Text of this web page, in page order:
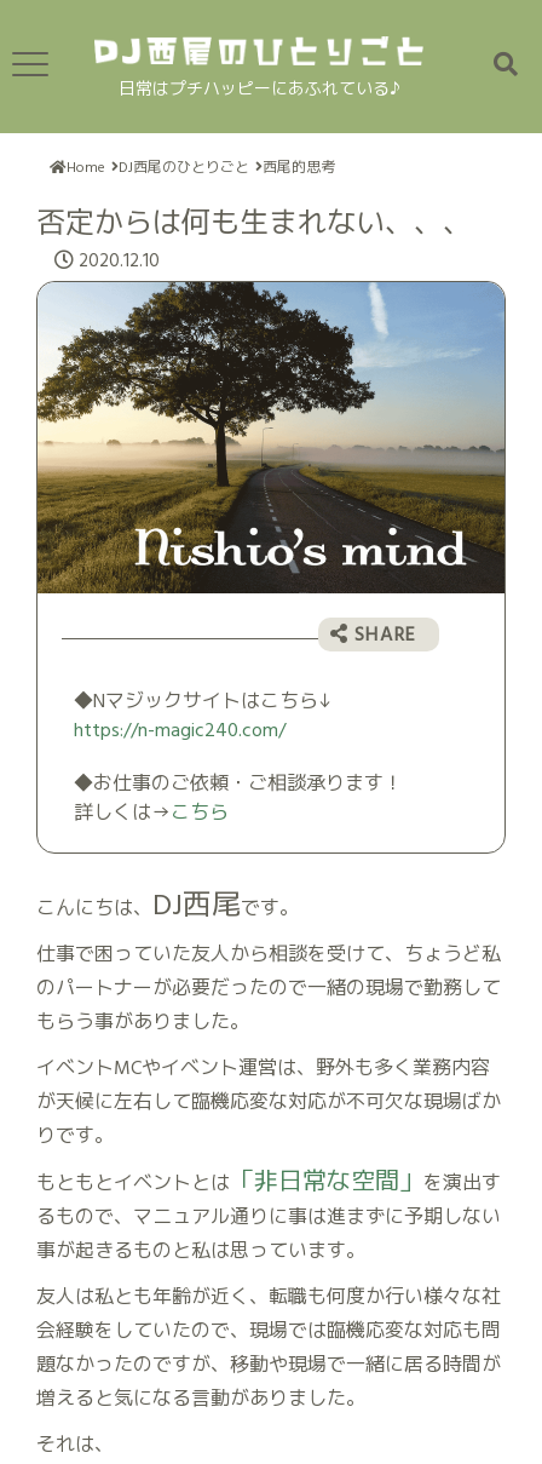
日常はプチハッピーにあふれている♪
Home DJ西尾のひとりごと 西尾的思考
否定からは何も生まれない、、、
2020.12.10
◆Nマジックサイトはこちら↓
https://n-magic240.com/
◆お仕事のご依頼・ご相談承ります！
詳しくは→こちら
こんにちは、 DJ西尾です。
仕事で困っていた友人から相談を受けて、ちょうど私
のパートナーが必要だったので一緒の現場で勤務して
もらう事がありました。
イベントMCやイベント運営は、野外も多く業務内容
が天候に左右して臨機応変な対応が不可欠な現場ばか
りです。
もともとイベントとは 「非日常な空間」 を演出す
るもので、マニュアル通りに事は進まずに予期しない
事が起きるものと私は思っています。
友人は私とも年齢が近く、転職も何度か行い様々な社
会経験をしていたので、現場では臨機応変な対応も問
題なかったのですが、移動や現場で一緒に居る時間が
増えると気になる言動がありました。
それは、